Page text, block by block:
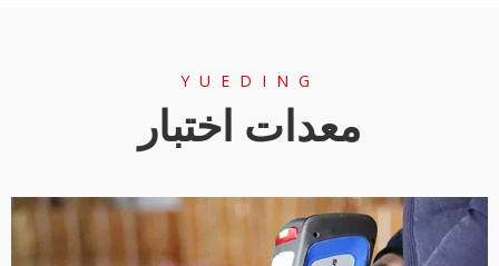
YUEDING
معدات اختبار